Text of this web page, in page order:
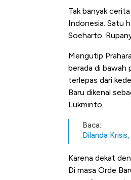
Tak banyak
Indonesia. Satu
Soeharto.
Mengutip
berada di bawah
terlepas dari
Baru dikenal
Lukminto.
Baca:
Dilanda
Karena dekat
Di masa Orde